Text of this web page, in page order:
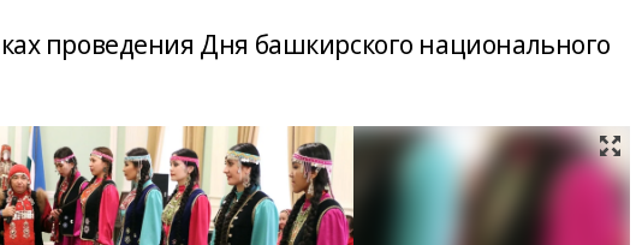
проведения Дня башкирского национального